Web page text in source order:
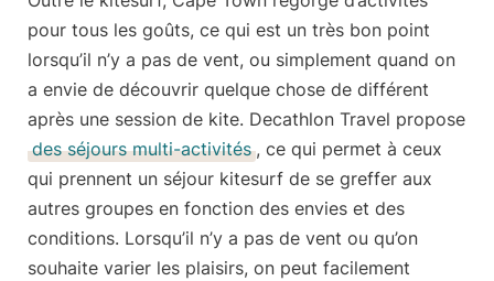
pour tous les goûts, ce qui est un très bon point
lorsqu’il n’y a pas de vent, ou simplement quand on
a envie de découvrir quelque chose de différent
après une session de kite. Decathlon Travel propose
des séjours multi-activités , ce qui permet à ceux
qui prennent un séjour kitesurf de se greffer aux
autres groupes en fonction des envies et des
conditions. Lorsqu’il n’y a pas de vent ou qu’on
souhaite varier les plaisirs, on peut facilement